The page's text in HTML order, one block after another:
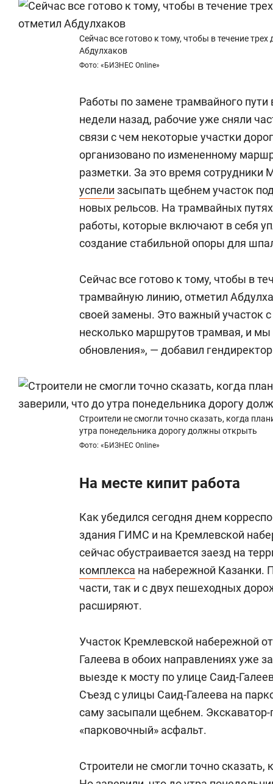
Сейчас все готово к тому, чтобы в течение
Абдулхаков
Фото: «БИЗНЕС Online»
Работы по замене трамвайного
недели назад, рабочие уже сняли
связи с чем некоторые участки
организовано по измененному
разметки. За это время
успели засыпать щебнем участок
новых рельсов. На трамвайных
работы, которые включают в себя
создание стабильной опоры для
Сейчас все готово к тому, чтобы в
трамвайную линию, отметил
своей замены. Это важный участок
несколько маршрутов трамвая, и
обновления», — добавил
Строители не смогли точно сказать, когда
утра понедельника дорогу должны открыть
Фото: «БИЗНЕС Online»
На месте кипит работа
Как убедился сегодня днем
здания ГИМС и на Кремлевской
сейчас обустраивается заезд на
комплекса на набережной Казанки.
части, так и с двух пешеходных
расширяют.
Участок Кремлевской набережной
Галеева в обоих направлениях уже
выезде к мосту по улице Саид-
Съезд с улицы Саид-Галеева на
саму засыпали щебнем.
«парковочный» асфальт.
Строители не смогли точно